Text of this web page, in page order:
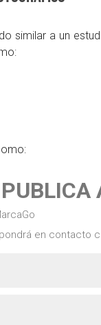
similar a un
PUBLICA
en contacto